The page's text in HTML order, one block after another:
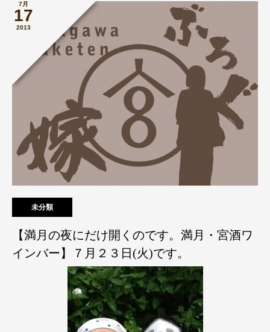
7月
17
2013
未分類
【満月の夜にだけ開くのです。満月・宮酒ワ
インバー】７月２３日(火)です。